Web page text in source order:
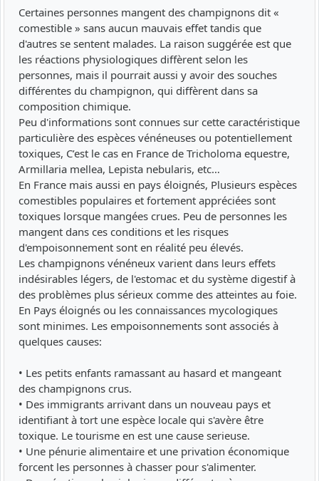
Certaines personnes mangent des champignons dit «
comestible » sans aucun mauvais effet tandis que
d'autres se sentent malades. La raison suggérée est que
les réactions physiologiques diffèrent selon les
personnes, mais il pourrait aussi y avoir des souches
différentes du champignon, qui diffèrent dans sa
composition chimique.
Peu d'informations sont connues sur cette caractéristique
particulière des espèces vénéneuses ou potentiellement
toxiques, C’est le cas en France de Tricholoma equestre,
Armillaria mellea, Lepista nebularis, etc…
En France mais aussi en pays éloignés, Plusieurs espèces
comestibles populaires et fortement appréciées sont
toxiques lorsque mangées crues. Peu de personnes les
mangent dans ces conditions et les risques
d'empoisonnement sont en réalité peu élevés.
Les champignons vénéneux varient dans leurs effets
indésirables légers, de l'estomac et du système digestif à
des problèmes plus sérieux comme des atteintes au foie.
En Pays éloignés ou les connaissances mycologiques
sont minimes. Les empoisonnements sont associés à
quelques causes:
• Les petits enfants ramassant au hasard et mangeant
des champignons crus.
• Des immigrants arrivant dans un nouveau pays et
identifiant à tort une espèce locale qui s'avère être
toxique. Le tourisme en est une cause serieuse.
• Une pénurie alimentaire et une privation économique
forcent les personnes à chasser pour s'alimenter.